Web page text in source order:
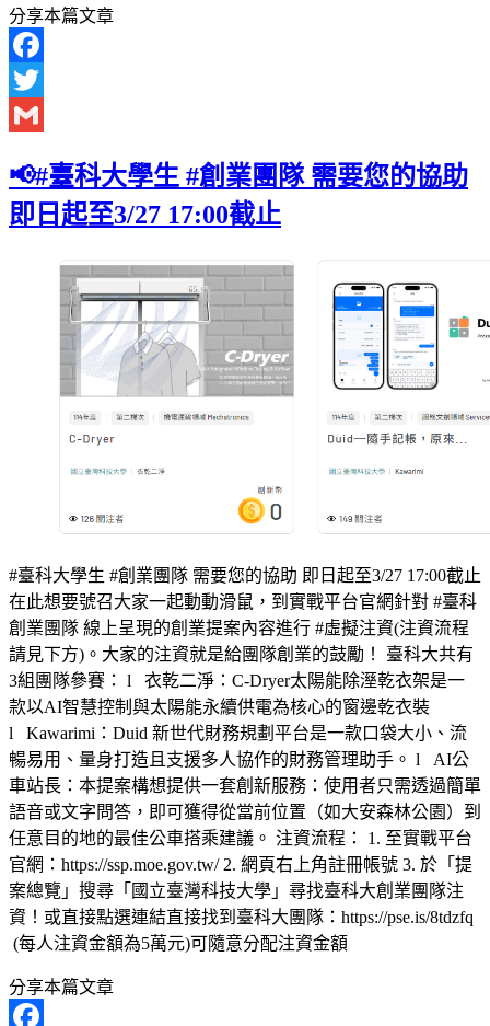
分享本篇文章
Facebook
Twitter
📢#臺科大學生 #創業團隊 需要您的協助
即日起至3/27 17:00截止
#臺科大學生 #創業團隊 需要您的協助 即日起至3/27 17:00截止
在此想要號召大家一起動動滑鼠，到實戰平台官網針對 #臺科
創業團隊 線上呈現的創業提案內容進行 #虛擬注資(注資流程
請見下方)。大家的注資就是給團隊創業的鼓勵！ 臺科大共有
3組團隊參賽： l 衣乾二淨：C-Dryer太陽能除溼乾衣架是一
款以AI智慧控制與太陽能永續供電為核心的窗邊乾衣裝
l Kawarimi：Duid 新世代財務規劃平台是一款口袋大小、流
暢易用、量身打造且支援多人協作的財務管理助手。 l AI公
車站長：本提案構想提供一套創新服務：使用者只需透過簡單
語音或文字問答，即可獲得從當前位置（如大安森林公園）到
任意目的地的最佳公車搭乘建議。 注資流程： 1. 至實戰平台
官網：https://ssp.moe.gov.tw/ 2. 網頁右上角註冊帳號 3. 於「提
案總覽」搜尋「國立臺灣科技大學」尋找臺科大創業團隊注
資！或直接點選連結直接找到臺科大團隊：https://pse.is/8tdzfq
(每人注資金額為5萬元)可隨意分配注資金額
分享本篇文章